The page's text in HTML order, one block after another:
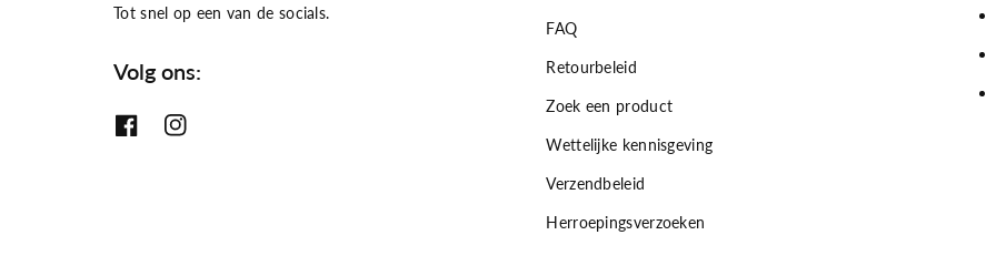
Tot snel op een van de socials.
Volg ons:
F
I
FAQ
Retourbeleid
Zoek een product
Wettelijke kennisgeving
Verzendbeleid
Herroepingsverzoeken